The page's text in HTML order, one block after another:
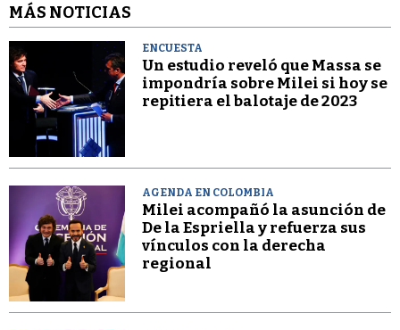
MÁS NOTICIAS
ENCUESTA
Un estudio reveló que Massa se
impondría sobre Milei si hoy se
repitiera el balotaje de 2023
AGENDA EN COLOMBIA
Milei acompañó la asunción de
De la Espriella y refuerza sus
vínculos con la derecha
regional